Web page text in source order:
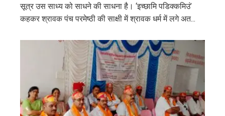
सूत्र उस साध्य को साधने की साधना है। ‘इच्छामि पडिक्कमिउं’
कहकर श्रावक पंच परमेष्ठी की साक्षी में श्रावक धर्म में लगे अत...